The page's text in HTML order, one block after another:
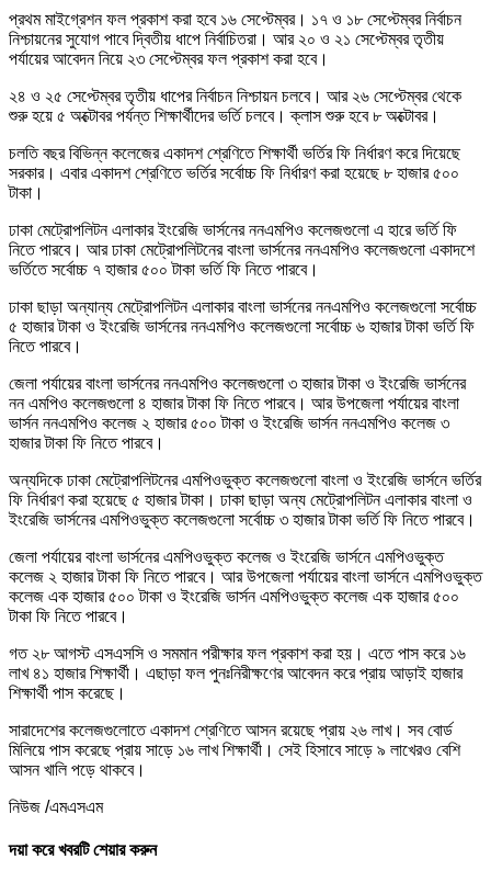
প্রথম মাইগ্রেশন ফল প্রকাশ করা হবে ১৬ সেপ্টেম্বর। ১৭ ও ১৮ সেপ্টেম্বর নির্বাচন
নিশ্চায়নের সুযোগ পাবে দ্বিতীয় ধাপে নির্বাচিতরা। আর ২০ ও ২১ সেপ্টেম্বর তৃতীয়
পর্যায়ের আবেদন নিয়ে ২৩ সেপ্টেম্বর ফল প্রকাশ করা হবে।
২৪ ও ২৫ সেপ্টেম্বর তৃতীয় ধাপের নির্বাচন নিশ্চায়ন চলবে। আর ২৬ সেপ্টেম্বর থেকে
শুরু হয়ে ৫ অক্টোবর পর্যন্ত শিক্ষার্থীদের ভর্তি চলবে। ক্লাস শুরু হবে ৮ অক্টোবর।
চলতি বছর বিভিন্ন কলেজের একাদশ শ্রেণিতে শিক্ষার্থী ভর্তির ফি নির্ধারণ করে দিয়েছে
সরকার। এবার একাদশ শ্রেণিতে ভর্তির সর্বোচ্চ ফি নির্ধারণ করা হয়েছে ৮ হাজার ৫০০
টাকা।
ঢাকা মেট্রোপলিটন এলাকার ইংরেজি ভার্সনের ননএমপিও কলেজগুলো এ হারে ভর্তি ফি
নিতে পারবে। আর ঢাকা মেট্রোপলিটনের বাংলা ভার্সনের ননএমপিও কলেজগুলো একাদশে
ভর্তিতে সর্বোচ্চ ৭ হাজার ৫০০ টাকা ভর্তি ফি নিতে পারবে।
ঢাকা ছাড়া অন্যান্য মেট্রোপলিটন এলাকার বাংলা ভার্সনের ননএমপিও কলেজগুলো সর্বোচ্চ
৫ হাজার টাকা ও ইংরেজি ভার্সনের ননএমপিও কলেজগুলো সর্বোচ্চ ৬ হাজার টাকা ভর্তি ফি
নিতে পারবে।
জেলা পর্যায়ের বাংলা ভার্সনের ননএমপিও কলেজগুলো ৩ হাজার টাকা ও ইংরেজি ভার্সনের
নন এমপিও কলেজগুলো ৪ হাজার টাকা ফি নিতে পারবে। আর উপজেলা পর্যায়ের বাংলা
ভার্সন ননএমপিও কলেজ ২ হাজার ৫০০ টাকা ও ইংরেজি ভার্সন ননএমপিও কলেজ ৩
হাজার টাকা ফি নিতে পারবে।
অন্যদিকে ঢাকা মেট্রোপলিটনের এমপিওভুক্ত কলেজগুলো বাংলা ও ইংরেজি ভার্সনে ভর্তির
ফি নির্ধারণ করা হয়েছে ৫ হাজার টাকা। ঢাকা ছাড়া অন্য মেট্রোপলিটন এলাকার বাংলা ও
ইংরেজি ভার্সনের এমপিওভুক্ত কলেজগুলো সর্বোচ্চ ৩ হাজার টাকা ভর্তি ফি নিতে পারবে।
জেলা পর্যায়ের বাংলা ভার্সনের এমপিওভুক্ত কলেজ ও ইংরেজি ভার্সনে এমপিওভুক্ত
কলেজ ২ হাজার টাকা ফি নিতে পারবে। আর উপজেলা পর্যায়ের বাংলা ভার্সনে এমপিওভুক্ত
কলেজ এক হাজার ৫০০ টাকা ও ইংরেজি ভার্সন এমপিওভুক্ত কলেজ এক হাজার ৫০০
টাকা ফি নিতে পারবে।
গত ২৮ আগস্ট এসএসসি ও সমমান পরীক্ষার ফল প্রকাশ করা হয়। এতে পাস করে ১৬
লাখ ৪১ হাজার শিক্ষার্থী। এছাড়া ফল পুনঃনিরীক্ষণের আবেদন করে প্রায় আড়াই হাজার
শিক্ষার্থী পাস করেছে।
সারাদেশের কলেজগুলোতে একাদশ শ্রেণিতে আসন রয়েছে প্রায় ২৬ লাখ। সব বোর্ড
মিলিয়ে পাস করেছে প্রায় সাড়ে ১৬ লাখ শিক্ষার্থী। সেই হিসাবে সাড়ে ৯ লাখেরও বেশি
আসন খালি পড়ে থাকবে।
নিউজ /এমএসএম
দয়া করে খবরটি শেয়ার করুন